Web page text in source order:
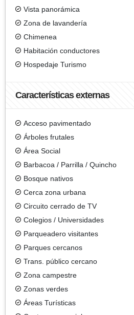
Vista panorámica
Zona de lavandería
Chimenea
Habitación conductores
Hospedaje Turismo
Características externas
Acceso pavimentado
Árboles frutales
Área Social
Barbacoa / Parrilla / Quincho
Bosque nativos
Cerca zona urbana
Circuito cerrado de TV
Colegios / Universidades
Parqueadero visitantes
Parques cercanos
Trans. público cercano
Zona campestre
Zonas verdes
Áreas Turísticas